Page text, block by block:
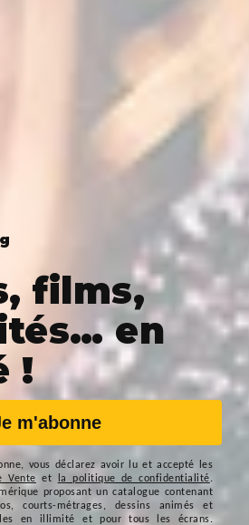
films,
en
!
m'abonne
, vous déclarez avoir lu et accepté les
Vente et la politique de confidentialité.
proposant un catalogue contenant
courts-métrages, dessins animés et
en illimité et pour tous les écrans.